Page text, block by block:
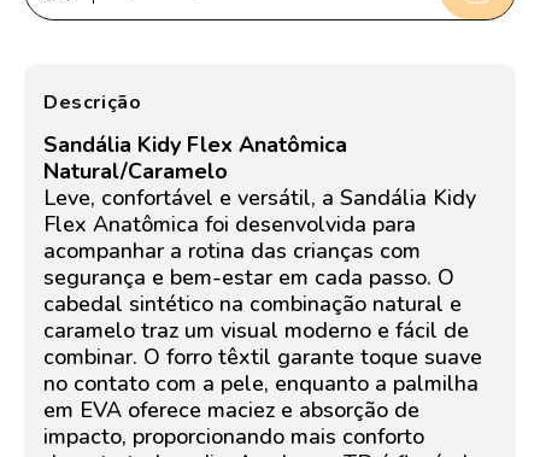
Descrição
Sandália Kidy Flex Anatômica
Natural/Caramelo
Leve, confortável e versátil, a Sandália Kidy
Flex Anatômica foi desenvolvida para
acompanhar a rotina das crianças com
segurança e bem-estar em cada passo. O
cabedal sintético na combinação natural e
caramelo traz um visual moderno e fácil de
combinar. O forro têxtil garante toque suave
no contato com a pele, enquanto a palmilha
em EVA oferece maciez e absorção de
impacto, proporcionando mais conforto